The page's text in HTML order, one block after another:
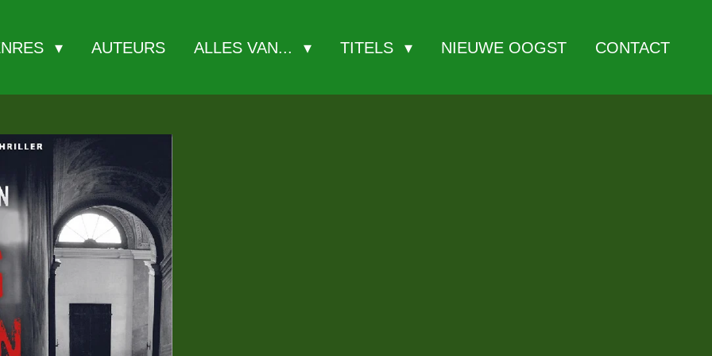
AUTEURS ALLES VAN... TITELS NIEUWE OOGST CONTACT